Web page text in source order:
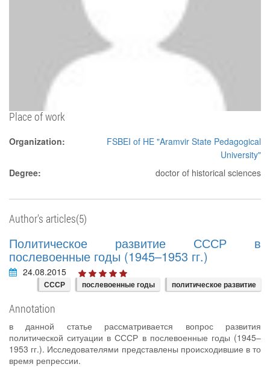
Place of work
Organization:
FSBEI of HE "Aramvir State Pedagogical
University"
Degree:
doctor of historical sciences
Author's articles(5)
Политическое развитие СССР в
послевоенные годы (1945–1953 гг.)
24.08.2015
СССР послевоенные годы политическое развитие
Annotation
в данной статье рассматривается вопрос развития
политической ситуации в СССР в послевоенные годы (1945–
1953 гг.). Исследователями представлены происходившие в то
время репрессии.